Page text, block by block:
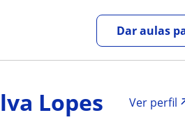
Dar aulas
Lopes
Ver perfil